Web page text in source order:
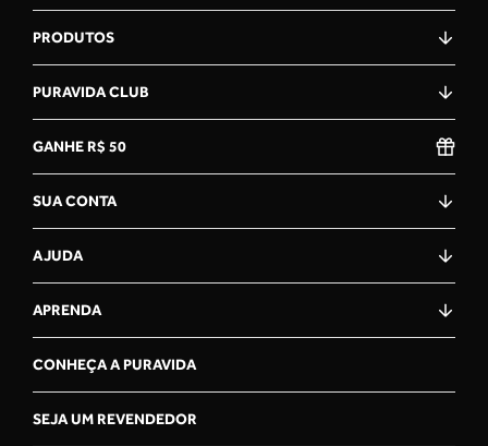
PRODUTOS
PURAVIDA CLUB
GANHE R$ 50
SUA CONTA
AJUDA
APRENDA
CONHEÇA A PURAVIDA
SEJA UM REVENDEDOR